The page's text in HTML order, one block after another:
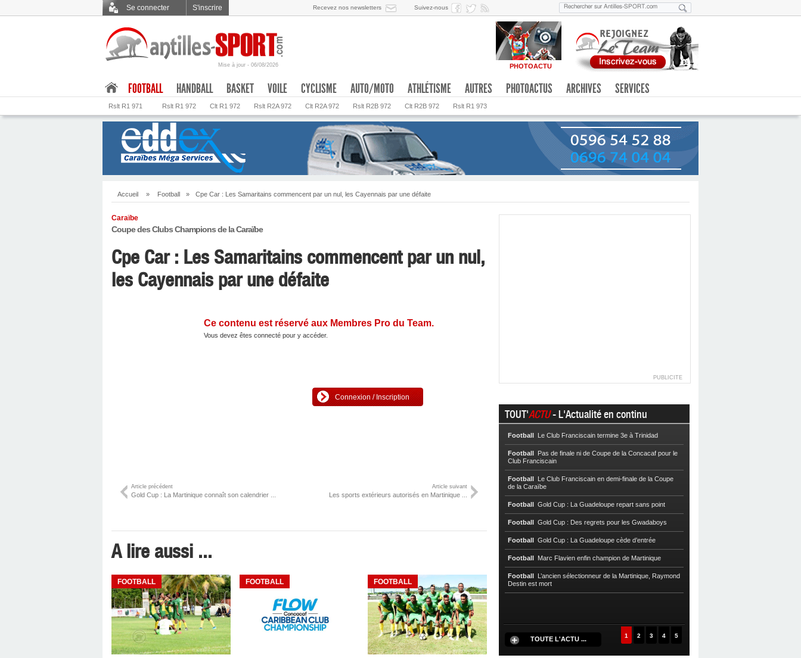
Se connecter S'inscrire Recevez nos newsletters Suivez-nous
Mise à jour - 06/08/2026 PHOTOACTU
FOOTBALL
Rslt R1 971 Rslt R1 972 Clt R1 972 Rslt R2A 972 Clt R2A 972 Rslt R2B 972 Clt R2B 972 Rslt R1 973
HANDBALL BASKET VOILE CYCLISME AUTO/MOTO ATHLÉTISME AUTRES PHOTOACTUS ARCHIVES SERVICES
Accueil » Football » Cpe Car : Les Samaritains commencent par un nul, les Cayennais par une défaite
Caraïbe
Coupe des Clubs Champions de la Caraïbe
Cpe Car : Les Samaritains commencent par un nul,
les Cayennais par une défaite
Ce contenu est réservé aux Membres Pro du Team.
Vous devez êtes connecté pour y accéder.
Connexion / Inscription
Article précédent
Gold Cup : La Martinique connaît son calendrier ...
Article suivant
Les sports extérieurs autorisés en Martinique ...
A lire aussi ...
FOOTBALL FOOTBALL FOOTBALL
PUBLICITE
TOUT'ACTU- L'Actualité en continu
Football Le Club Franciscain termine 3e à Trinidad
Football Pas de finale ni de Coupe de la Concacaf pour le
Club Franciscain
Football Le Club Franciscain en demi-finale de la Coupe
de la Caraïbe
Football Gold Cup : La Guadeloupe repart sans point
Football Gold Cup : Des regrets pour les Gwadaboys
Football Gold Cup : La Guadeloupe cède d’entrée
Football Marc Flavien enfin champion de Martinique
Football L’ancien sélectionneur de la Martinique, Raymond
Destin est mort
TOUTE L'ACTU ... 1 2 3 4 5